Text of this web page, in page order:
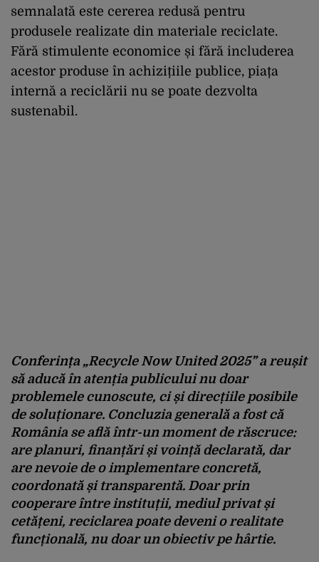
semnalată este cererea redusă pentru
produsele realizate din materiale reciclate.
Fără stimulente economice și fără includerea
acestor produse în achizițiile publice, piața
internă a reciclării nu se poate dezvolta
sustenabil.
Conferința „Recycle Now United 2025” a reușit
să aducă în atenția publicului nu doar
problemele cunoscute, ci și direcțiile posibile
de soluționare. Concluzia generală a fost că
România se află într-un moment de răscruce:
are planuri, finanțări și voință declarată, dar
are nevoie de o implementare concretă,
coordonată și transparentă. Doar prin
cooperare între instituții, mediul privat și
cetățeni, reciclarea poate deveni o realitate
funcțională, nu doar un obiectiv pe hârtie.